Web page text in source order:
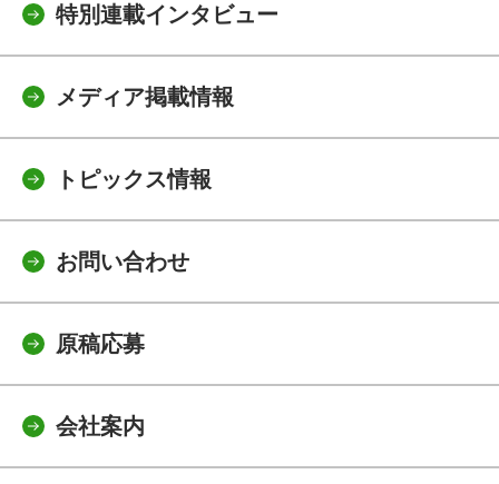
特別連載インタビュー
メディア掲載情報
トピックス情報
お問い合わせ
原稿応募
会社案内